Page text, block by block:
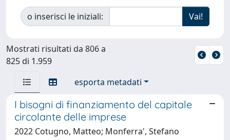
o inserisci le iniziali:
Mostrati risultati da 806 a
825 di 1.959
esporta metadati
I bisogni di finanziamento del capitale
circolante delle imprese
2022 Cotugno, Matteo; Monferra', Stefano